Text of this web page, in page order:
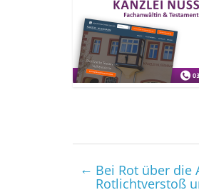
← Bei Rot über die
Rotlicht­verstoß